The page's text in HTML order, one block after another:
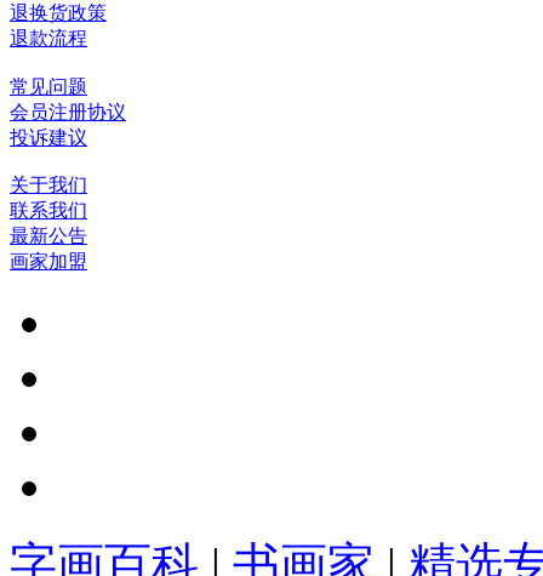
退换货政策
退款流程
常见问题
会员注册协议
投诉建议
关于我们
联系我们
最新公告
画家加盟
字画百科 | 书画家 | 精选